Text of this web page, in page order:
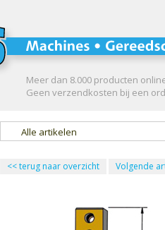
Meer dan 8.000 producten
Geen verzendkosten bij een
Alle artikelen
<<terug naar overzicht Volgende